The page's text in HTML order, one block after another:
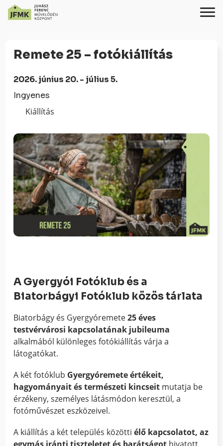
Content
navigációhozRemete 25 – fotókiállítás
2026. június 20. - július 5.
Ingyenes
Kiállítás
A Gyergyói Fotóklub és a
Biatorbágyi Fotóklub közös tárlata
Biatorbágy és Gyergyóremete25 éves
testvérvárosi kapcsolatának jubileuma
alkalmából különleges fotókiállítás várja a
látogatókat.
A két fotóklub Gyergyóremete értékeit,
hagyományait és természeti kincseit mutatja be
érzékeny, személyes látásmódon keresztül, a
fotóművészet eszközeivel.
A kiállítás a két település közöttiélő kapcsolatot, az